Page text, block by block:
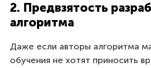
2. Предвзятость
алгоритма
Даже если авторы алгоритма
обучения не хотят приносить